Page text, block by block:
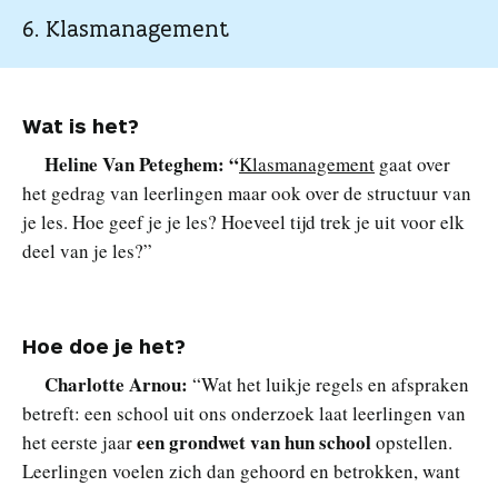
6. Klasmanagement
Wat is het?
Heline Van Peteghem: “Klasmanagement gaat over
het gedrag van leerlingen maar ook over de structuur van
je les. Hoe geef je je les? Hoeveel tijd trek je uit voor elk
deel van je les?”
Hoe doe je het?
Charlotte Arnou: “Wat het luikje regels en afspraken
betreft: een school uit ons onderzoek laat leerlingen van
het eerste jaareen grondwet van hun schoolopstellen.
Leerlingen voelen zich dan gehoord en betrokken, want